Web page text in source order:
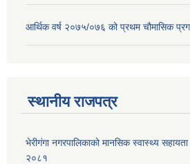
आर्थिक वर्ष २०७५/०७६ को प्रथम चौमासिक
स्थानीय राजपत्र
भेरीगंगा नगरपालिकाको मानसिक स्वास्थ्य
२०८१